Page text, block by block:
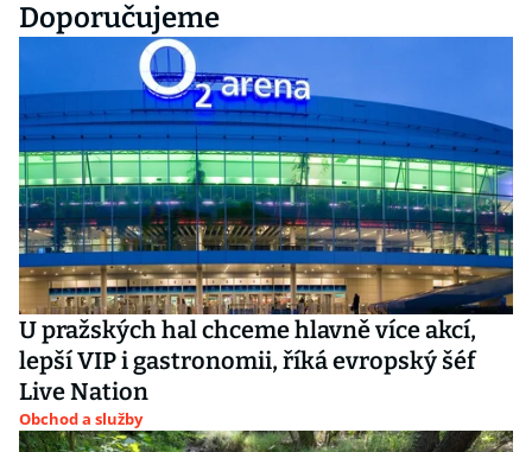
Doporučujeme
U pražských hal chceme hlavně více akcí,
lepší VIP i gastronomii, říká evropský šéf
Live Nation
Obchod a služby